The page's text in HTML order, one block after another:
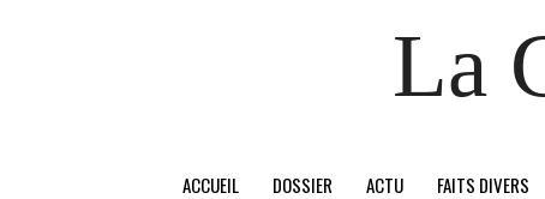
La
ACCUEIL DOSSIER ACTU FAITS DIVERS